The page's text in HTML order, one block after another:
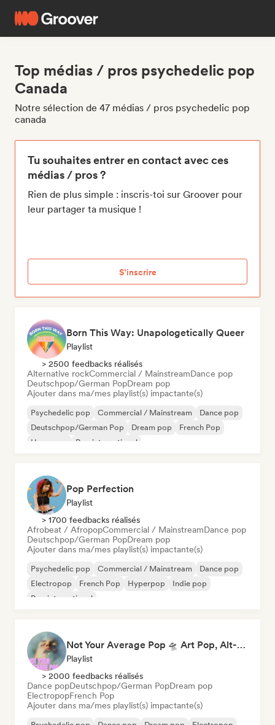
Top médias / pros psychedelic pop
Canada
Notre sélection de 47 médias / pros psychedelic pop
canada
Tu souhaites entrer en contact avec ces
médias / pros ?
Rien de plus simple : inscris-toi sur Groover pour
leur partager ta musique !
S’inscrire
Born This Way: Unapologetically Queer
Playlist
> 2500 feedbacks réalisés
Alternative rockCommercial / MainstreamDance pop
Deutschpop/German PopDream pop
Ajouter dans ma/mes playlist(s) impactante(s)
Psychedelic pop Commercial / Mainstream
Dance pop
Deutschpop/German Pop
Dream pop
French Pop
Hyperpop
Pop international
Pop Perfection
Playlist
> 1700 feedbacks réalisés
Afrobeat / AfropopCommercial / MainstreamDance pop
Deutschpop/German PopDream pop
Ajouter dans ma/mes playlist(s) impactante(s)
Psychedelic pop Commercial / Mainstream
Dance pop
Electropop
French Pop Hyperpop
Indie pop
Pop international
Not Your Average Pop 🛸 Art Pop, Alt-Pop & Indie Pop
Playlist
> 2000 feedbacks réalisés
Dance popDeutschpop/German PopDream pop
ElectropopFrench Pop
Ajouter dans ma/mes playlist(s) impactante(s)